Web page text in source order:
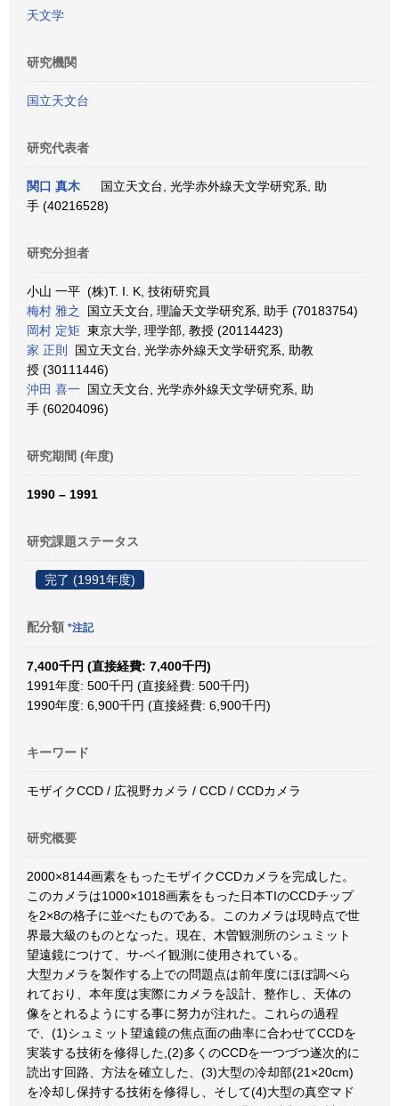
天文学
研究機関
国立天文台
研究代表者
関口 真木
国立天文台, 光学赤外線天文学研究系, 助
手 (40216528)
研究分担者
小山 一平 (株)T. I. K, 技術研究員
梅村 雅之
国立天文台, 理論天文学研究系, 助手 (70183754)
岡村 定矩 東京大学, 理学部, 教授 (20114423)
家 正則
国立天文台, 光学赤外線天文学研究系, 助教
授 (30111446)
沖田 喜一 国立天文台, 光学赤外線天文学研究系, 助
手 (60204096)
研究期間 (年度)
1990 – 1991
研究課題ステータス
完了 (1991年度)
配分額 *注記
7,400千円 (直接経費: 7,400千円)
1991年度: 500千円 (直接経費: 500千円)
1990年度: 6,900千円 (直接経費: 6,900千円)
キーワード
モザイクCCD / 広視野カメラ / CCD / CCDカメラ
研究概要
2000×8144画素をもったモザイクCCDカメラを完成した。
このカメラは1000×1018画素をもった日本TIのCCDチップ
を2×8の格子に並べたものである。このカメラは現時点で世
界最大級のものとなった。現在、木曽観測所のシュミット
望遠鏡につけて、サ-ベイ観測に使用されている。
大型カメラを製作する上での問題点は前年度にほぼ調べら
れており、本年度は実際にカメラを設計、整作し、天体の
像をとれるようにする事に努力が注れた。これらの過程
で、(1)シュミット望遠鏡の焦点面の曲率に合わせてCCDを
実装する技術を修得した,(2)多くのCCDを一つづつ遂次的に
読出す回路、方法を確立した、(3)大型の冷却部(21×20cm)
を冷却し保持する技術を修得し、そして(4)大型の真空マド